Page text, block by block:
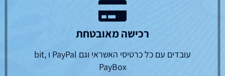
רכישה מאובטחת
עובדים עם כל כרטיסי האשראי וגם PayPal ו bit,
PayBox